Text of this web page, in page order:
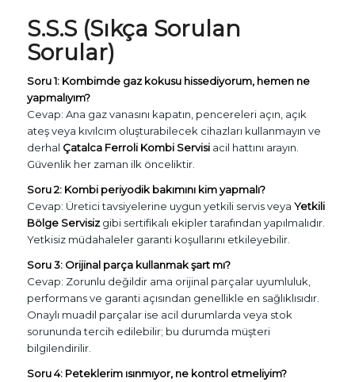
S.S.S (Sıkça Sorulan
Sorular)
Soru 1: Kombimde gaz kokusu hissediyorum, hemen ne
yapmalıyım?
Cevap: Ana gaz vanasını kapatın, pencereleri açın, açık
ateş veya kıvılcım oluşturabilecek cihazları kullanmayın ve
derhal Çatalca Ferroli Kombi Servisiacil hattını arayın.
Güvenlik her zaman ilk önceliktir.
Soru 2: Kombi periyodik bakımını kim yapmalı?
Cevap: Üretici tavsiyelerine uygun yetkili servis veya Yetkili
Bölge Servisizgibi sertifikalı ekipler tarafından yapılmalıdır.
Yetkisiz müdahaleler garanti koşullarını etkileyebilir.
Soru 3: Orijinal parça kullanmak şart mı?
Cevap: Zorunlu değildir ama orijinal parçalar uyumluluk,
performans ve garanti açısından genellikle en sağlıklısıdır.
Onaylı muadil parçalar ise acil durumlarda veya stok
sorununda tercih edilebilir; bu durumda müşteri
bilgilendirilir.
Soru 4: Peteklerim ısınmıyor, ne kontrol etmeliyim?